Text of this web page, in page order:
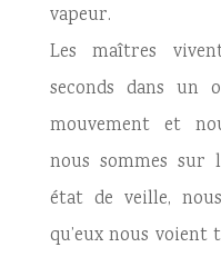
vapeur.
Les maîtres
seconds dans un
mouvement et
nous sommes sur
état de veille,
qu’eux nous